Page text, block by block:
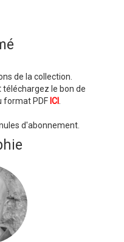
de la collection.
:téléchargez le bon de
format PDF ICI
d'abonnement.